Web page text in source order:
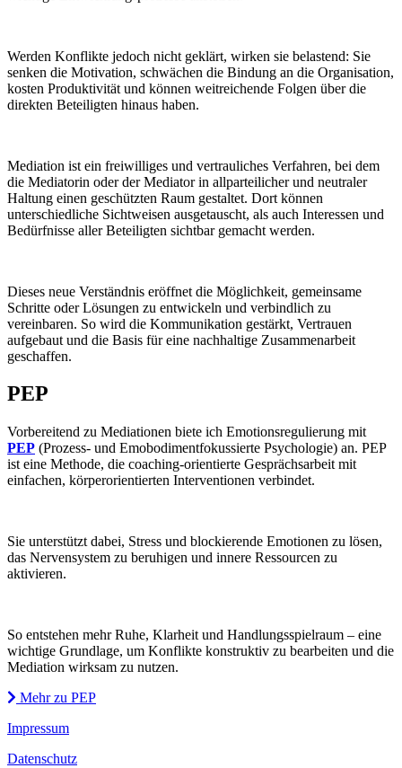
Werden Konflikte jedoch nicht geklärt, wirken sie belastend: Sie
senken die Motivation, schwächen die Bindung an die Organisation,
kosten Produktivität und können weitreichende Folgen über die
direkten Beteiligten hinaus haben.
Mediation ist ein freiwilliges und vertrauliches Verfahren, bei dem
die Mediatorin oder der Mediator in allparteilicher und neutraler
Haltung einen geschützten Raum gestaltet. Dort können
unterschiedliche Sichtweisen ausgetauscht, als auch Interessen und
Bedürfnisse aller Beteiligten sichtbar gemacht werden.
Dieses neue Verständnis eröffnet die Möglichkeit, gemeinsame
Schritte oder Lösungen zu entwickeln und verbindlich zu
vereinbaren. So wird die Kommunikation gestärkt, Vertrauen
aufgebaut und die Basis für eine nachhaltige Zusammenarbeit
geschaffen.
PEP
Vorbereitend zu Mediationen biete ich Emotionsregulierung mit
PEP (Prozess- und Emobodimentfokussierte Psychologie) an. PEP
ist eine Methode, die coaching-orientierte Gesprächsarbeit mit
einfachen, körperorientierten Interventionen verbindet.
Sie unterstützt dabei, Stress und blockierende Emotionen zu lösen,
das Nervensystem zu beruhigen und innere Ressourcen zu
aktivieren.
So entstehen mehr Ruhe, Klarheit und Handlungsspielraum – eine
wichtige Grundlage, um Konflikte konstruktiv zu bearbeiten und die
Mediation wirksam zu nutzen.
Mehr zu PEP
Impressum
Datenschutz